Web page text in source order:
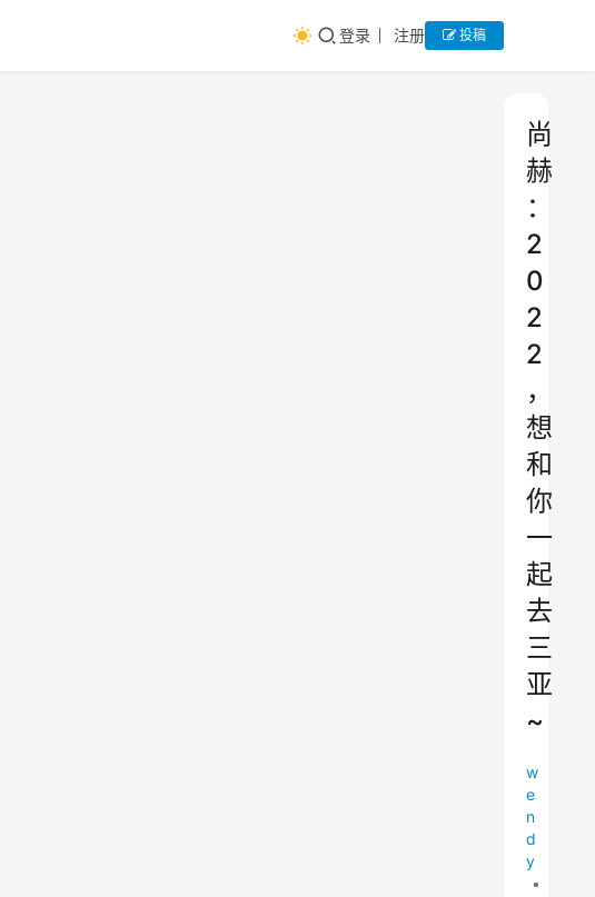
登录 注册 投稿
尚
赫
：
2
0
2
2
，
想
和
你
一
起
去
三
亚
~
w
e
n
d
y
•